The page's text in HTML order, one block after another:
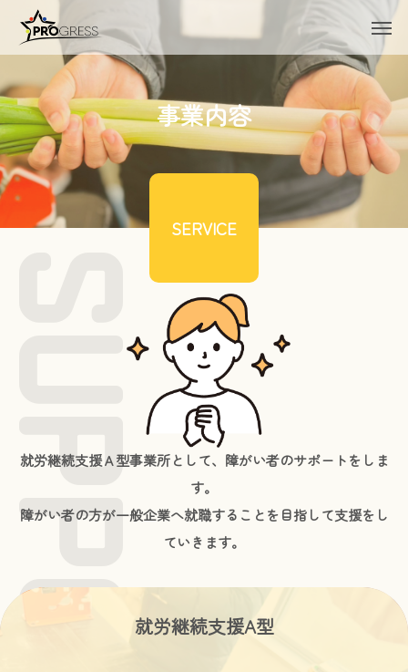
事業内容
SERVICE
就労継続支援Ａ型事業所として、障がい者のサポートをしま
す。
障がい者の方が一般企業へ就職することを目指して支援をし
ていきます。
就労継続支援A型